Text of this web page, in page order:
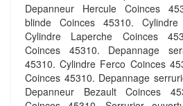
Depanneur Hercule Coinces
blinde Coinces 45310.
Cylindre Laperche Coinces
Coinces 45310. Depannage
45310. Cylindre Ferco Coinces
Coinces 45310. Depannage
Depanneur Bezault Coinces